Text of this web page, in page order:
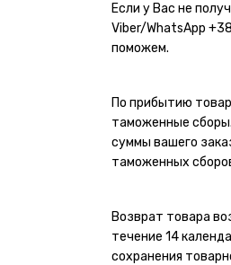
Если у Вас не
Viber/WhatsApp
поможем.
По прибытию
таможенные
суммы вашего
таможенных
Возврат товара
течение 14
сохранения